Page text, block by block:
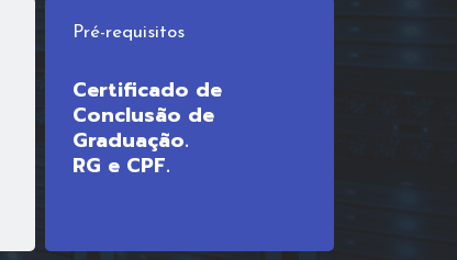
Pré-requisitos
Certificado de
Conclusão de
Graduação.
RG e CPF.